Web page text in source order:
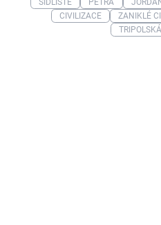
SÍDLIŠTĚ PETRA
CIVILIZACE
ZANIKLÉ